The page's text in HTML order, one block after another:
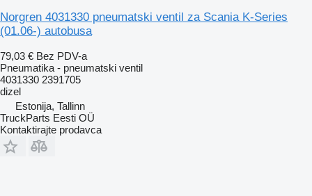
Norgren 4031330 pneumatski ventil za Scania K-Series
(01.06-) autobusa
79,03 € Bez PDV-a
Pneumatika - pneumatski ventil
4031330 2391705
dizel
Estonija, Tallinn
TruckParts Eesti OÜ
Kontaktirajte prodavca